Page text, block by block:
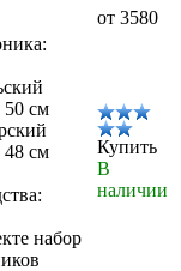
от 3580
50 см
48 см
набор
Купить
В
наличии